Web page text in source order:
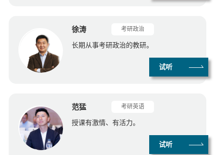
徐涛 考研政治
长期从事考研政治的教研。
试听
范猛 考研英语
授课有激情、有活力。
试听